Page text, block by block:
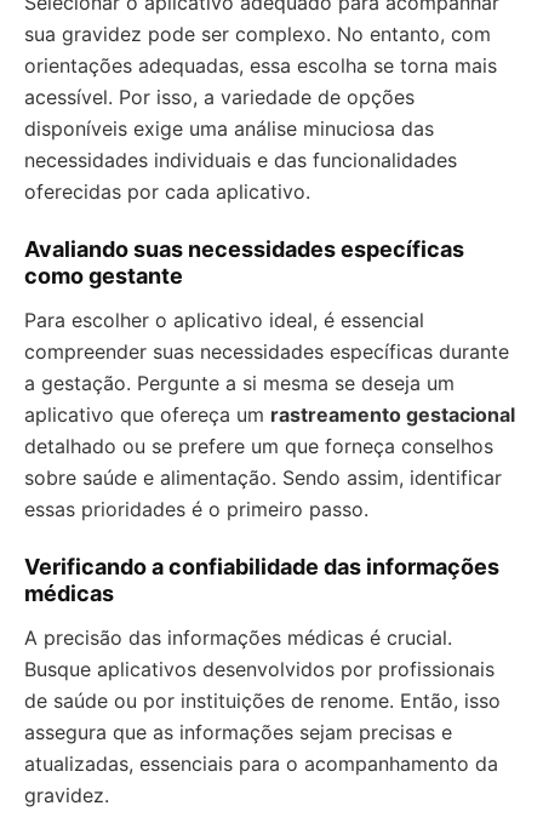
sua gravidez pode ser complexo. No entanto, com
orientações adequadas, essa escolha se torna mais
acessível. Por isso, a variedade de opções
disponíveis exige uma análise minuciosa das
necessidades individuais e das funcionalidades
oferecidas por cada aplicativo.
Avaliando suas necessidades específicas
como gestante
Para escolher o aplicativo ideal, é essencial
compreender suas necessidades específicas durante
a gestação. Pergunte a si mesma se deseja um
aplicativo que ofereça um rastreamento gestacional
detalhado ou se prefere um que forneça conselhos
sobre saúde e alimentação. Sendo assim, identificar
essas prioridades é o primeiro passo.
Verificando a confiabilidade das informações
médicas
A precisão das informações médicas é crucial.
Busque aplicativos desenvolvidos por profissionais
de saúde ou por instituições de renome. Então, isso
assegura que as informações sejam precisas e
atualizadas, essenciais para o acompanhamento da
gravidez.